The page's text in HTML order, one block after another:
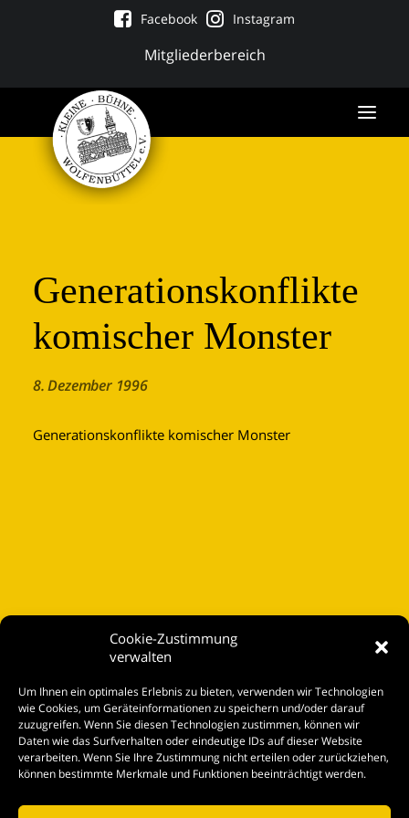
Cookie-Zustimmung
verwalten
Um Ihnen ein optimales Erlebnis zu bieten, verwenden wir Technologien
wie Cookies, um Geräteinformationen zu speichern und/oder darauf
zuzugreifen. Wenn Sie diesen Technologien zustimmen, können wir
Daten wie das Surfverhalten oder eindeutige IDs auf dieser Website
verarbeiten. Wenn Sie Ihre Zustimmung nicht erteilen oder zurückziehen,
können bestimmte Merkmale und Funktionen beeinträchtigt werden.
Mitgliederbereich
Facebook Instagram
Generationskonflikte
komischer Monster
8. Dezember 1996
Generationskonflikte komischer Monster
Spielplan
Kontakt
Tickets